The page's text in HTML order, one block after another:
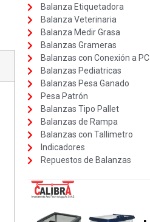
Balanza Etiquetadora
Balanza Veterinaria
Balanza Medir Grasa
Balanzas Grameras
Balanzas con Conexión a PC
Balanzas Pediatricas
Balanzas Pesa Ganado
Pesa Patrón
Balanzas Tipo Pallet
Balanzas de Rampa
Balanzas con Tallimetro
Indicadores
Repuestos de Balanzas